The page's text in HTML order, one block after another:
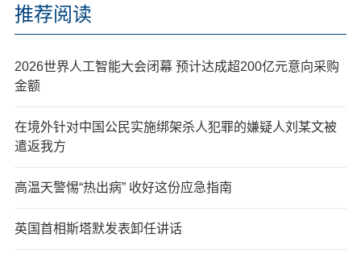
推荐阅读
2026世界人工智能大会闭幕 预计达成超200亿元意向采购
金额
在境外针对中国公民实施绑架杀人犯罪的嫌疑人刘某文被
遣返我方
高温天警惕“热出病” 收好这份应急指南
英国首相斯塔默发表卸任讲话